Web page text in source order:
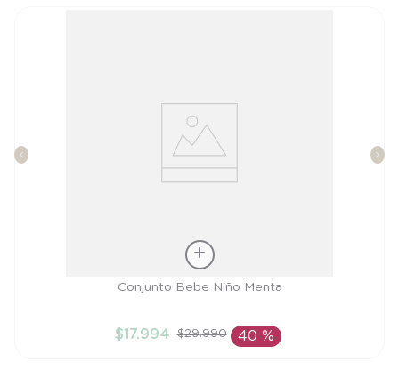
AÑADIR AL CARRITO
Conjunto Bebe Niño Menta
$17.994 $29.990 40 %